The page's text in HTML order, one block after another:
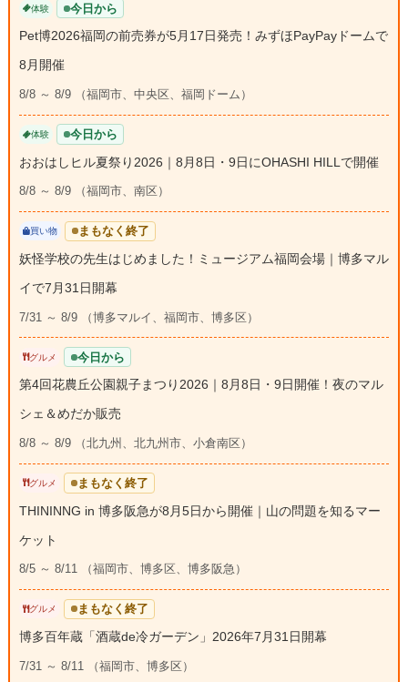
体験 今日から
Pet博2026福岡の前売券が5月17日発売！みずほPayPayドームで
8月開催
8/8 ～ 8/9 （福岡市、中央区、福岡ドーム）
体験 今日から
おおはしヒル夏祭り2026｜8月8日・9日にOHASHI HILLで開催
8/8 ～ 8/9 （福岡市、南区）
買い物 まもなく終了
妖怪学校の先生はじめました！ミュージアム福岡会場｜博多マル
イで7月31日開幕
7/31 ～ 8/9 （博多マルイ、福岡市、博多区）
グルメ 今日から
第4回花農丘公園親子まつり2026｜8月8日・9日開催！夜のマル
シェ＆めだか販売
8/8 ～ 8/9 （北九州、北九州市、小倉南区）
グルメ まもなく終了
THININNG in 博多阪急が8月5日から開催｜山の問題を知るマー
ケット
8/5 ～ 8/11 （福岡市、博多区、博多阪急）
グルメ まもなく終了
博多百年蔵「酒蔵de冷ガーデン」2026年7月31日開幕
7/31 ～ 8/11 （福岡市、博多区）